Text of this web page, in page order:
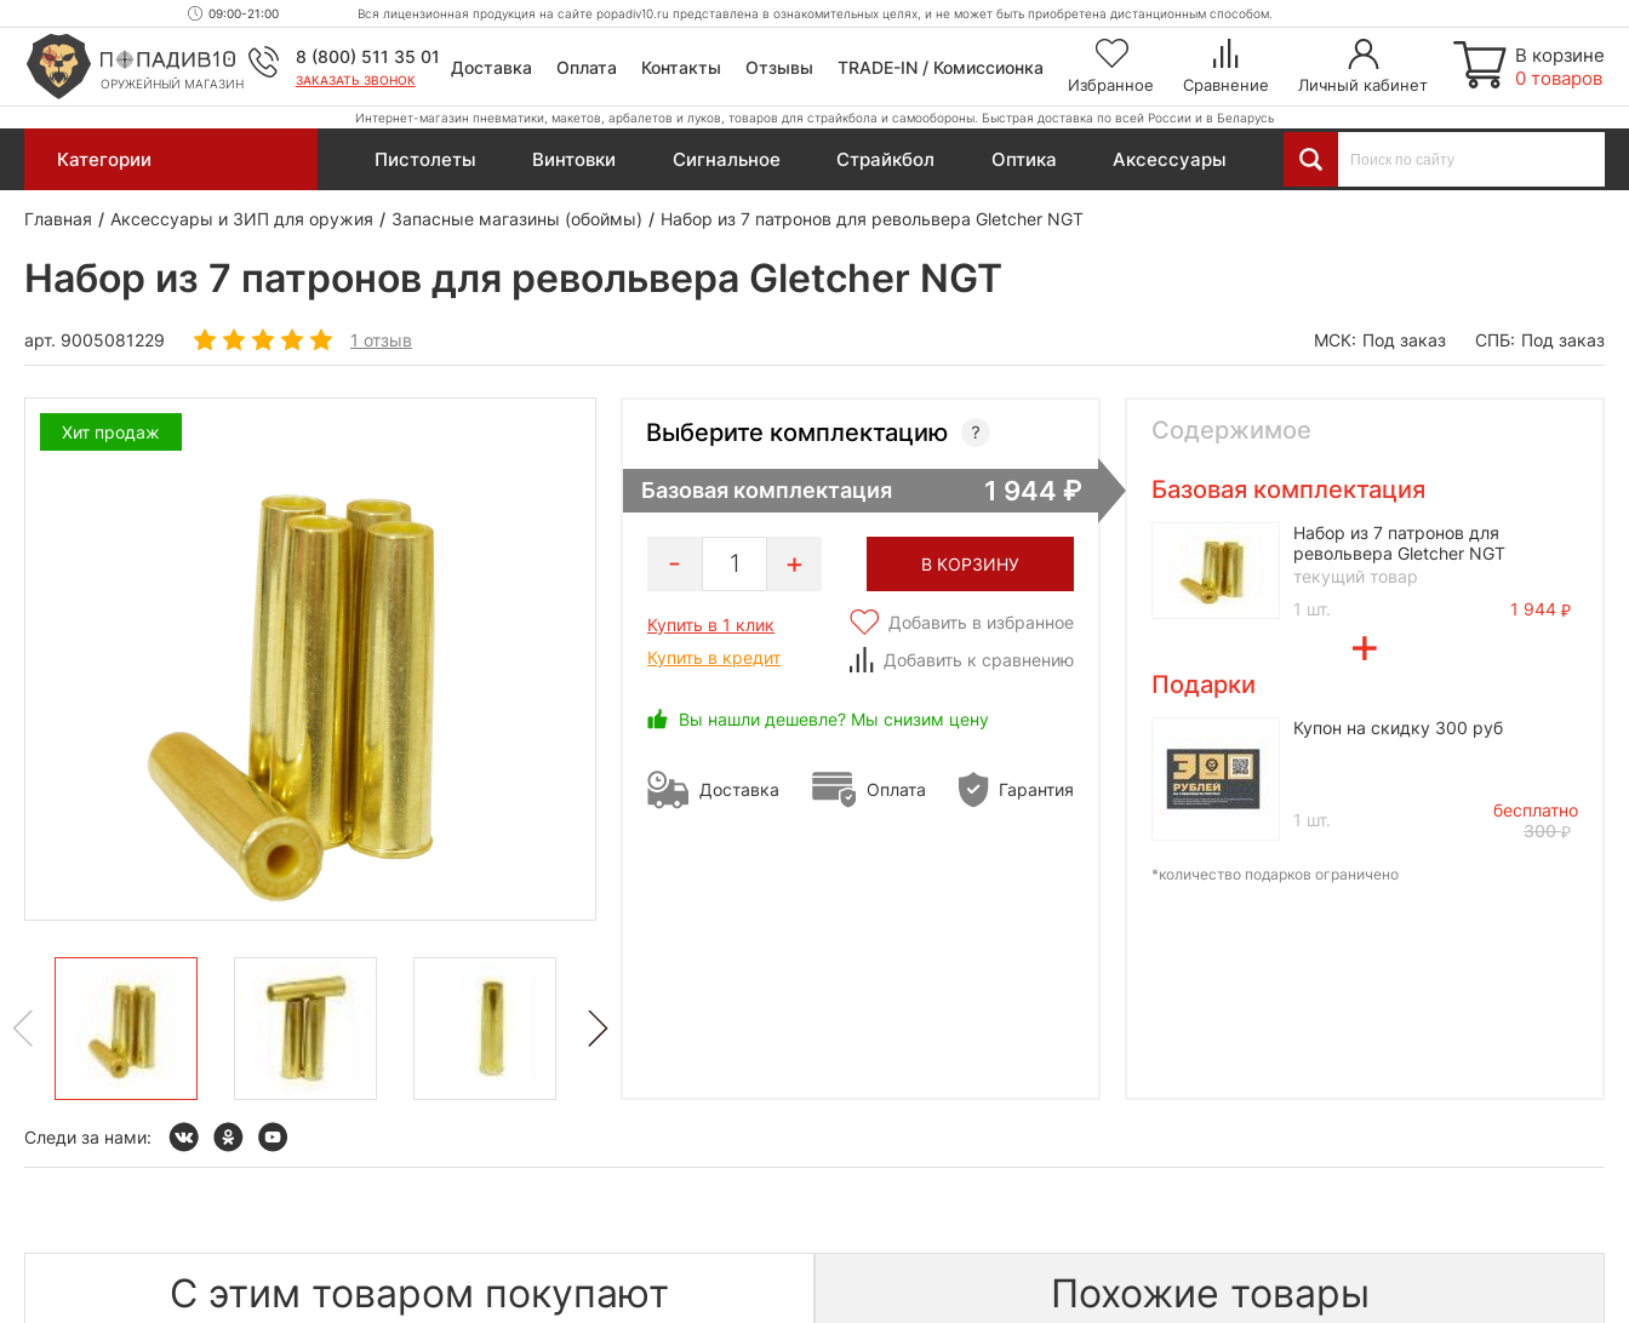
09:00-21:00 Вся лицензионная продукция на сайте popadiv10.ru представлена в ознакомительных целях, и не может быть приобретена дистанционным способом.
ОРУЖЕЙНЫЙ МАГАЗИН
8 (800) 511 35 01
ЗАКАЗАТЬ ЗВОНОК
Доставка Оплата Контакты Отзывы TRADE-IN / Комиссионка
Избранное Сравнение Личный кабинет
В корзине
0 товаров
Интернет-магазин пневматики, макетов, арбалетов и луков, товаров для страйкбола и самообороны. Быстрая доставка по всей России и в Беларусь
Категории Пистолеты Винтовки Сигнальное Страйкбол Оптика Аксессуары
Главная Аксессуары и ЗИП для оружия Запасные магазины (обоймы) Набор из 7 патронов для револьвера Gletcher NGT
Набор из 7 патронов для револьвера Gletcher NGT
арт. 9005081229 1 отзыв МСК: Под заказ СПБ: Под заказ
Хит продаж Выберите комплектацию
Базовая комплектация 1 944
1 В КОРЗИНУ
Купить в 1 клик
Купить в кредит
Добавить в избранное
Добавить к сравнению
Вы нашли дешевле? Мы снизим цену
Доставка Оплата Гарантия
Содержимое
Базовая комплектация
Набор из 7 патронов для
револьвера Gletcher NGT
текущий товар
1 шт.
1 944
Подарки
Купон на скидку 300 руб
1 шт.
бесплатно
300
*количество подарков ограничено
Следи за нами:
С этим товаром покупают Похожие товары